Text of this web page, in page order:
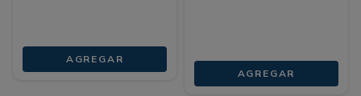
AGREGAR
AGREGAR